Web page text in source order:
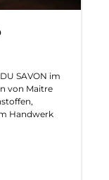
SAVON im
von Maitre
Handwerk